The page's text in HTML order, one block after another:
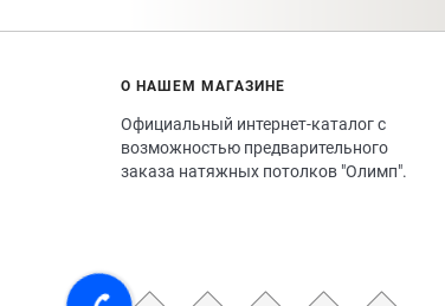
О НАШЕМ МАГАЗИНЕ
Официальный интернет-каталог с
возможностью предварительного
заказа натяжных потолков "Олимп".